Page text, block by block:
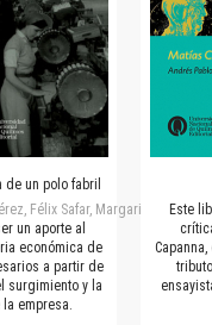
un polo fabril
Félix Safar, Margarita Pierini,
un aporte al
económica de
a partir de
surgimiento y la
empresa.
Este